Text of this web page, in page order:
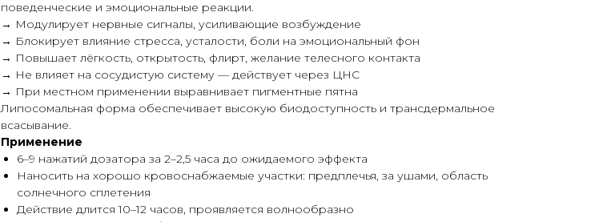
поведенческие и эмоциональные реакции.
→ Модулирует нервные сигналы, усиливающие возбуждение
→ Блокирует влияние стресса, усталости, боли на эмоциональный фон
→ Повышает лёгкость, открытость, флирт, желание телесного контакта
→ Не влияет на сосудистую систему — действует через ЦНС
→ При местном применении выравнивает пигментные пятна
Липосомальная форма обеспечивает высокую биодоступность и трансдермальное
всасывание.
Применение
6–9 нажатий дозатора за 2–2,5 часа до ожидаемого эффекта
Наносить на хорошо кровоснабжаемые участки: предплечья, за ушами, область
солнечного сплетения
Действие длится 10–12 часов, проявляется волнообразно